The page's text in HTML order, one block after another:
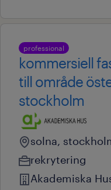
professional
kommersiell
till område
stockholm
solna,
rekrytering
Akademiska